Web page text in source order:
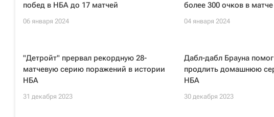
побед в НБА до 17 матчей
06 января 2024
более 300 очков в
04 января 2024
"Детройт" прервал рекордную 28-
матчевую серию поражений в истории
НБА
31 декабря 2023
Дабл-дабл Брауна
продлить домашнюю
НБА
30 декабря 2023